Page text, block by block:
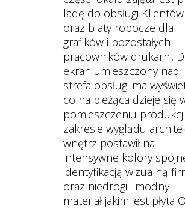
ladę do obsługi Klientów
oraz blaty robocze dla
grafików i pozostałych
pracowników drukarni.
ekran umieszczony nad
strefa obsługi ma
co na bieżąca dzieje się
pomieszczeniu
zakresie wyglądu
wnętrz postawił na
intensywne kolory
identyfikacją wizualną
oraz niedrogi i modny
materiał jakim jest płyta